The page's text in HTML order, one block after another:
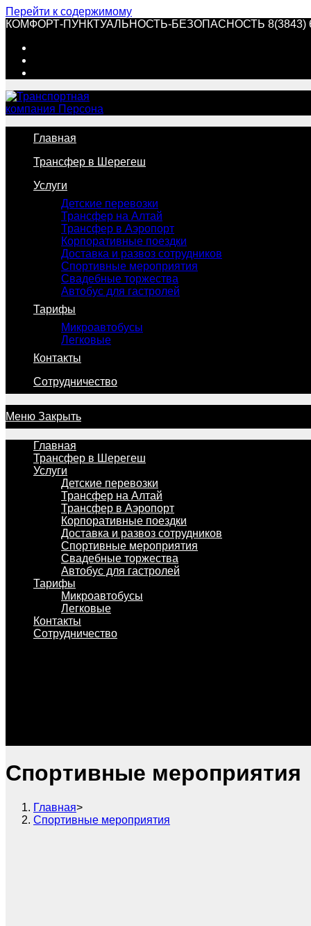
Перейти к содержимому
КОМФОРТ-ПУНКТУАЛЬНОСТЬ-БЕЗОПАСНОСТЬ 8(3843)
Главная
Трансфер в Шерегеш
Услуги
Детские перевозки
Трансфер на Алтай
Трансфер в Аэропорт
Корпоративные поездки
Доставка и развоз сотрудников
Спортивные мероприятия
Свадебные торжества
Автобус для гастролей
Тарифы
Микроавтобусы
Легковые
Контакты
Сотрудничество
Меню Закрыть
Главная
Трансфер в Шерегеш
Услуги
Детские перевозки
Трансфер на Алтай
Трансфер в Аэропорт
Корпоративные поездки
Доставка и развоз сотрудников
Спортивные мероприятия
Свадебные торжества
Автобус для гастролей
Тарифы
Микроавтобусы
Легковые
Контакты
Сотрудничество
Спортивные мероприятия
Главная>
Спортивные мероприятия